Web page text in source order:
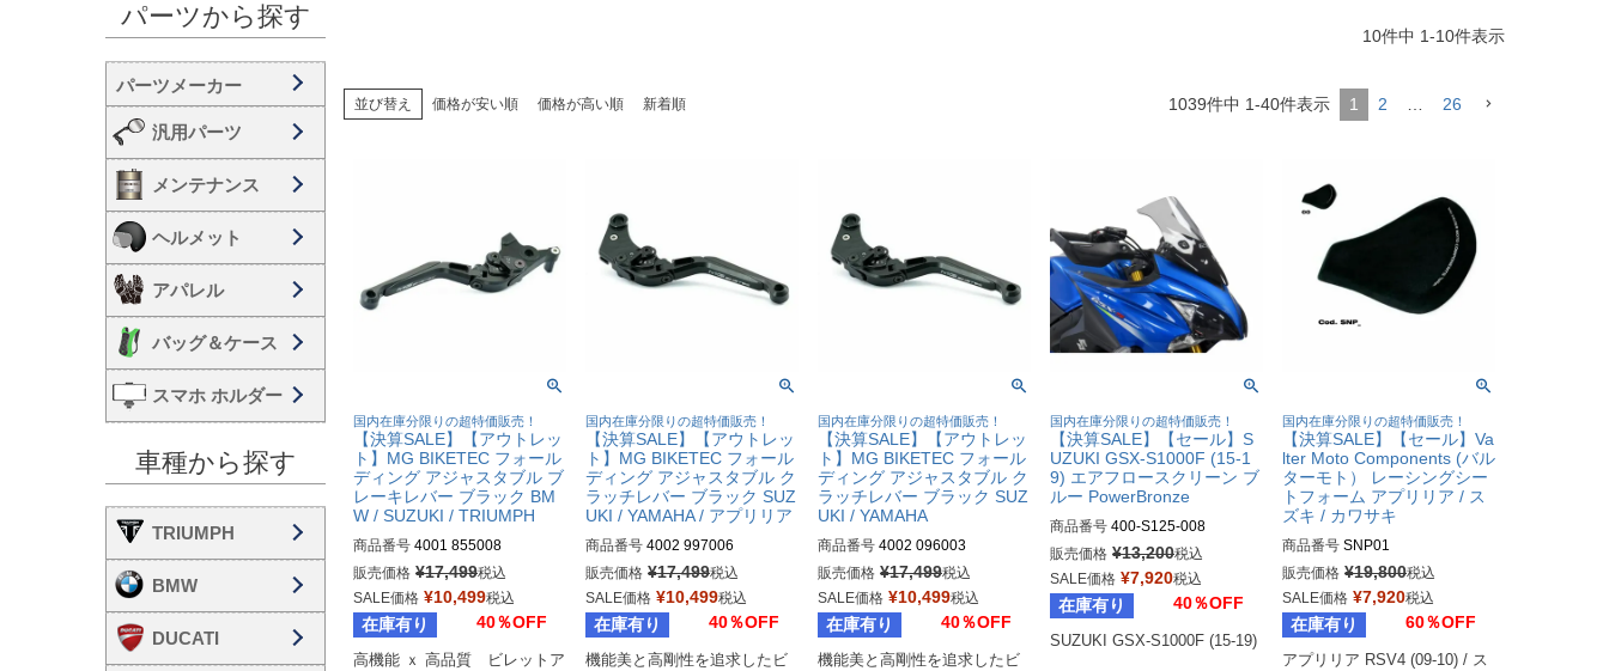
パーツから探す
汎用パーツ
メンテナンス
ヘルメット
アパレル
バッグ＆ケース
スマホ ホルダー
車種から探す
TRIUMPH
BMW
DUCATI
10件中 1-10件表示
並び替え 価格が安い順 価格が高い順 新着順 1039件中 1-40件表示 1 2 26
国内在庫分限りの超特価販売！
【決算SALE】【アウトレッ
ト】MG BIKETEC フォール
ディング アジャスタブル ブ
レーキレバー ブラック BM
W / SUZUKI / TRIUMPH
商品番号 4001 855008
販売価格 ¥17,499税込
SALE価格 ¥10,499税込
在庫有り 40％OFF
高機能 ｘ 高品質　ビレットア
国内在庫分限りの超特価販売！
【決算SALE】【アウトレッ
ト】MG BIKETEC フォール
ディング アジャスタブル ク
ラッチレバー ブラック SUZ
UKI / YAMAHA / アプリリア
商品番号 4002 997006
販売価格 ¥17,499税込
SALE価格 ¥10,499税込
在庫有り 40％OFF
機能美と高剛性を追求したビ
国内在庫分限りの超特価販売！
【決算SALE】【アウトレッ
ト】MG BIKETEC フォール
ディング アジャスタブル ク
ラッチレバー ブラック SUZ
UKI / YAMAHA
商品番号 4002 096003
販売価格 ¥17,499税込
SALE価格 ¥10,499税込
在庫有り 40％OFF
機能美と高剛性を追求したビ
国内在庫分限りの超特価販売！
【決算SALE】【セール】S
UZUKI GSX-S1000F (15-1
9) エアフロースクリーン ブ
ルー PowerBronze
商品番号 400-S125-008
販売価格 ¥13,200税込
SALE価格 ¥7,920税込
在庫有り 40％OFF
SUZUKI GSX-S1000F (15-19)
国内在庫分限りの超特価販売！
【決算SALE】【セール】Va
lter Moto Components (バル
ターモト） レーシングシー
トフォーム アプリリア / ス
ズキ / カワサキ
商品番号 SNP01
販売価格 ¥19,800税込
SALE価格 ¥7,920税込
在庫有り 60％OFF
アプリリア RSV4 (09-10) / ス